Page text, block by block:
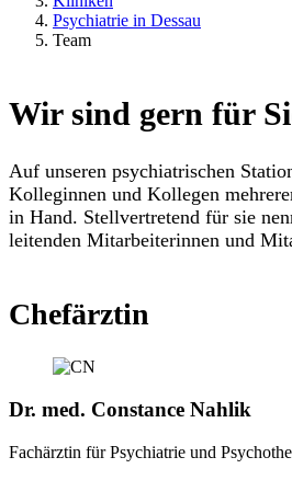
Psychiatrie in Dessau
Team
Wir sind gern für
Auf unseren psychiatrischen
Kolleginnen und Kollegen
in Hand. Stellvertretend für sie
leitenden Mitarbeiterinnen und
Chefärztin
Dr. med. Constance Nahlik
Fachärztin für Psychiatrie und